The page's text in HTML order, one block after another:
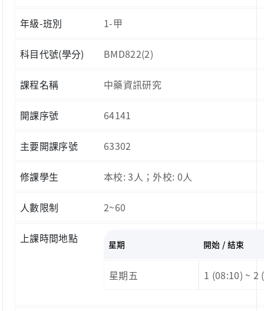
年級-班別 1-甲
科目代號(學分) BMD822(2)
課程名稱 中藥資訊研究
開課序號 64141
主要開課序號 63302
修課學生 本校: 3人；外校: 0人
人數限制 2~60
上課時間地點 星期 開始 / 結束
星期五 1 (08:10) ~ 2